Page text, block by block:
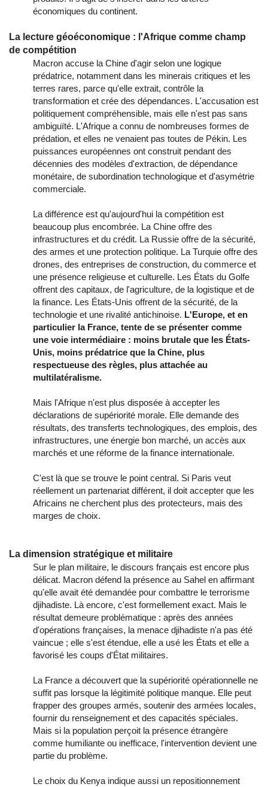
économiques du continent.
La lecture géoéconomique : l'Afrique comme champ
de compétition
Macron accuse la Chine d'agir selon une logique
prédatrice, notamment dans les minerais critiques et les
terres rares, parce qu'elle extrait, contrôle la
transformation et crée des dépendances. L'accusation est
politiquement compréhensible, mais elle n'est pas sans
ambiguïté. L'Afrique a connu de nombreuses formes de
prédation, et elles ne venaient pas toutes de Pékin. Les
puissances européennes ont construit pendant des
décennies des modèles d'extraction, de dépendance
monétaire, de subordination technologique et d'asymétrie
commerciale.
La différence est qu'aujourd'hui la compétition est
beaucoup plus encombrée. La Chine offre des
infrastructures et du crédit. La Russie offre de la sécurité,
des armes et une protection politique. La Turquie offre des
drones, des entreprises de construction, du commerce et
une présence religieuse et culturelle. Les États du Golfe
offrent des capitaux, de l'agriculture, de la logistique et de
la finance. Les États-Unis offrent de la sécurité, de la
technologie et une rivalité antichinoise. L'Europe, et en
particulier la France, tente de se présenter comme
une voie intermédiaire : moins brutale que les États-
Unis, moins prédatrice que la Chine, plus
respectueuse des règles, plus attachée au
multilatéralisme.
Mais l'Afrique n'est plus disposée à accepter les
déclarations de supériorité morale. Elle demande des
résultats, des transferts technologiques, des emplois, des
infrastructures, une énergie bon marché, un accès aux
marchés et une réforme de la finance internationale.
C'est là que se trouve le point central. Si Paris veut
réellement un partenariat différent, il doit accepter que les
Africains ne cherchent plus des protecteurs, mais des
marges de choix.
La dimension stratégique et militaire
Sur le plan militaire, le discours français est encore plus
délicat. Macron défend la présence au Sahel en affirmant
qu'elle avait été demandée pour combattre le terrorisme
djihadiste. Là encore, c'est formellement exact. Mais le
résultat demeure problématique : après des années
d'opérations françaises, la menace djihadiste n'a pas été
vaincue ; elle s'est étendue, elle a usé les États et elle a
favorisé les coups d'État militaires.
La France a découvert que la supériorité opérationnelle ne
suffit pas lorsque la légitimité politique manque. Elle peut
frapper des groupes armés, soutenir des armées locales,
fournir du renseignement et des capacités spéciales.
Mais si la population perçoit la présence étrangère
comme humiliante ou inefficace, l'intervention devient une
partie du problème.
Le choix du Kenya indique aussi un repositionnement